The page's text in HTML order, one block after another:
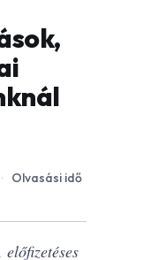
· Olvasási idő